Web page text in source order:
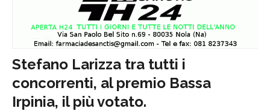
Stefano Larizza tra tutti i
concorrenti, al premio Bassa
Irpinia, il più votato.